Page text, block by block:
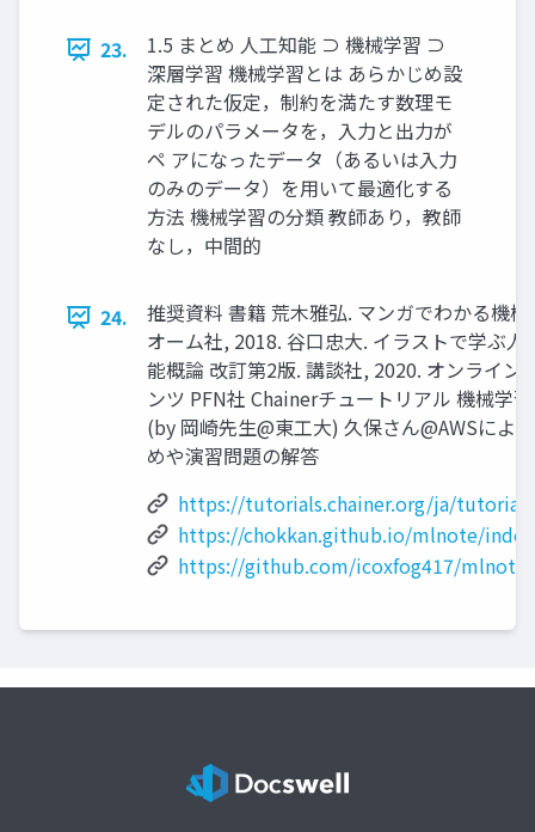
23.
1.5 まとめ 人工知能 ⊃ 機械学習 ⊃
深層学習 機械学習とは あらかじめ設
定された仮定，制約を満たす数理モ
デルのパラメータを，入力と出力が
ペ アになったデータ（あるいは入力
のみのデータ）を用いて最適化する
方法 機械学習の分類 教師あり，教師
なし，中間的
24.
推奨資料 書籍 荒木雅弘. マンガでわかる機
オーム社, 2018. 谷口忠大. イラストで学ぶ人
能概論 改訂第2版. 講談社, 2020. オンライン
ンツ PFN社 Chainerチュートリアル 機械学
(by 岡崎先生@東工大) 久保さん@AWSによ
めや演習問題の解答
https://tutorials.chainer.org/ja/
https://chokkan.github.io/mlnote/
https://github.com/icoxfog417/